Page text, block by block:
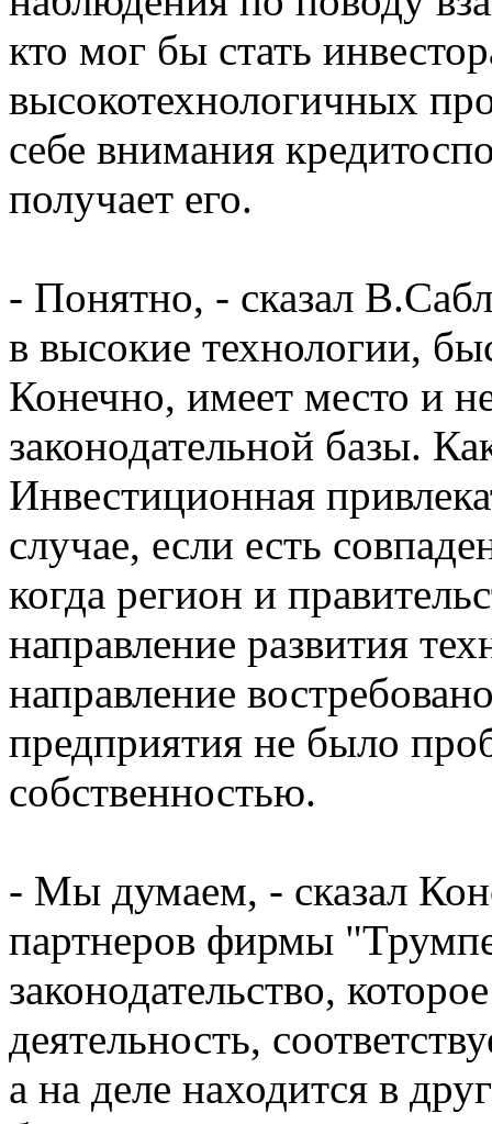
кто мог бы стать
высокотехнологичных
себе внимания
получает его.
- Понятно, - сказал
в высокие технологии,
Конечно, имеет место и
законодательной базы.
Инвестиционная
случае, если есть
когда регион и
направление развития
направление
предприятия не было
собственностью.
- Мы думаем, - сказал
партнеров фирмы
законодательство,
деятельность,
а на деле находится в